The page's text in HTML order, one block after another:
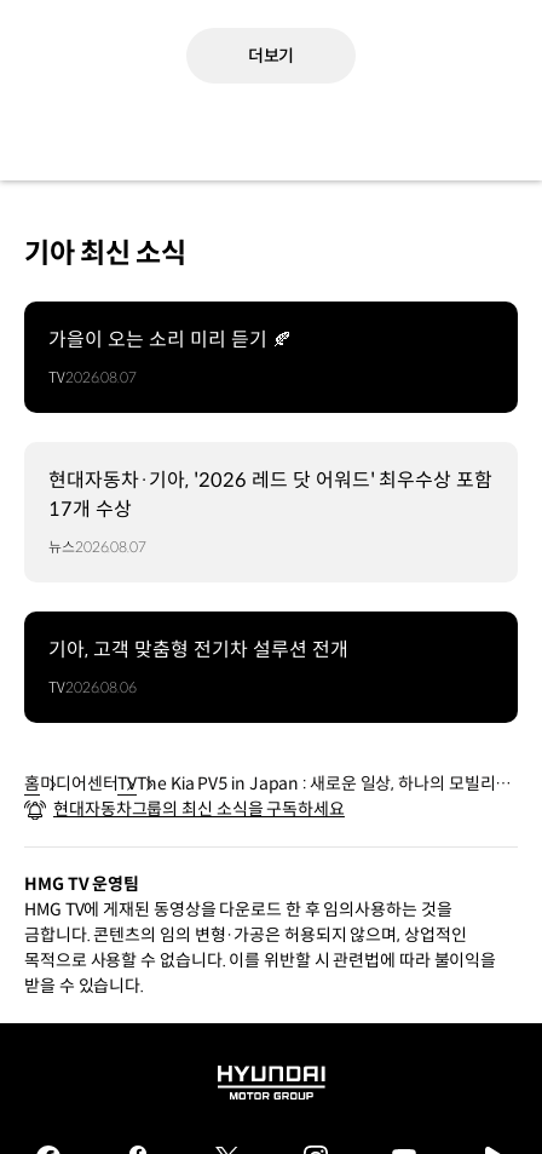
더보기
기아 최신 소식
가을이 오는 소리 미리 듣기 🍂
TV2026.08.07
현대자동차·기아, '2026 레드 닷 어워드' 최우수상 포함
17개 수상
뉴스2026.08.07
기아, 고객 맞춤형 전기차 설루션 전개
TV2026.08.06
홈미디어센터TVThe Kia PV5 in Japan : 새로운 일상, 하나의 모빌리티
안에서 | 재팬 모빌리티쇼 2025
현대자동차그룹의 최신 소식을 구독하세요
HMG TV 운영팀
HMG TV에 게재된 동영상을 다운로드 한 후 임의사용하는 것을
금합니다. 콘텐츠의 임의 변형·가공은 허용되지 않으며, 상업적인
목적으로 사용할 수 없습니다. 이를 위반할 시 관련법에 따라 불이익을
받을 수 있습니다.
HYUNDAI
GROUP